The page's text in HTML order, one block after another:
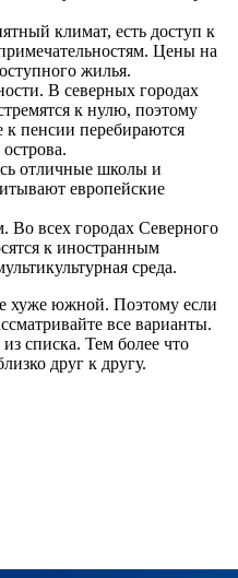
климат, есть доступ к
Цены на
жилья.
В северных городах
к нулю, поэтому
пенсии перебираются
отличные школы и
европейские
всех городах Северного
к иностранным
среда.
хуже южной. Поэтому если
все варианты.
списка. Тем более что
друг к другу.